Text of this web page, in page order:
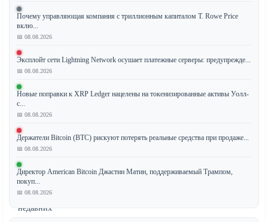
XRP
упал
на
в
ходе
последней
торговой
сессии,
слабый
отскок
от
недавних
Почему управляющая компания с триллионным капиталом T. Rowe Price
вклю...
📅 08.08.2026
Эксплойт сети Lightning Network осушает платежные серверы: предупрежде...
📅 08.08.2026
Новые поправки к XRP Ledger нацелены на токенизированные активы Уолл-
с...
📅 08.08.2026
Держатели Bitcoin (BTC) рискуют потерять реальные средства при продаже...
📅 08.08.2026
Директор American Bitcoin Джастин Матин, поддерживаемый Трампом,
покуп...
📅 08.08.2026